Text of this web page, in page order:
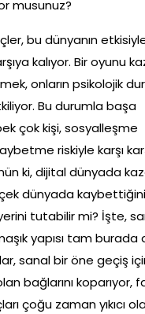
musunuz?
bu dünyanın
kalıyor. Bir oyunu
onların psikolojik
Bu durumla başa
çok kişi, sosyalleşme
riskiyle karşı
ki, dijital dünyada
dünyada
tutabilir mi? İşte,
yapısı tam burada
sanal bir öne geçiş
bağlarını koparıyor,
çoğu zaman yıkıcı